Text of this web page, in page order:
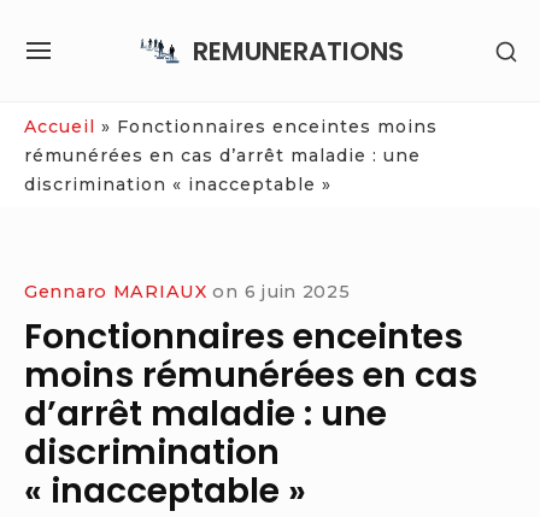
REMUNERATIONS
SITE
Accueil » Fonctionnaires enceintes moins
rémunérées en cas d’arrêt maladie : une
discrimination « inacceptable »
Gennaro MARIAUX on 6 juin 2025
Fonctionnaires enceintes
moins rémunérées en cas
d’arrêt maladie : une
discrimination
« inacceptable »